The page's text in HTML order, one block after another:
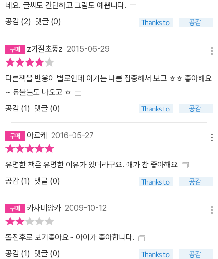
네요. 글씨도 간단하고 그림도 예쁩니다.
공감 (2) 댓글 (0)
z기절초풍z 2015-06-29
다른책을 반응이 별로인데 이거는 나름 집중해서 보고 ㅎㅎ 좋아해요
~ 동물들도 나오고 ㅎ
공감 (1) 댓글 (0)
아르케 2016-05-27
유명한 책은 유명한 이유가 있더라구요. 애가 참 좋아해요
공감 (1) 댓글 (0)
카사비앙카2009-10-12
돌전후로 보기좋아요~ 아이가 좋아합니다.
공감 (1) 댓글 (0)